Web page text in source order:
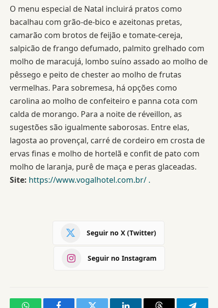
O menu especial de Natal incluirá pratos como
bacalhau com grão-de-bico e azeitonas pretas,
camarão com brotos de feijão e tomate-cereja,
salpicão de frango defumado, palmito grelhado com
molho de maracujá, lombo suíno assado ao molho de
pêssego e peito de chester ao molho de frutas
vermelhas. Para sobremesa, há opções como
carolina ao molho de confeiteiro e panna cota com
calda de morango. Para a noite de réveillon, as
sugestões são igualmente saborosas. Entre elas,
lagosta ao provençal, carré de cordeiro em crosta de
ervas finas e molho de hortelã e confit de pato com
molho de laranja, purê de maça e peras glaceadas.
Site: https://www.vogalhotel.com.br/ .
Seguir no X (Twitter)
Seguir no Instagram